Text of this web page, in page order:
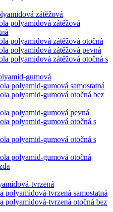
zátěžová
polyamidová zátěžová
polyamidová zátěžová otočná
polyamidová zátěžová pevná
polyamidová zátěžová otočná s
gumová
polyamid-gumová samostatná
polyamid-gumová otočná bez
polyamid-gumová pevná
polyamid-gumová otočná s
polyamid-gumová otočná s
polyamid-gumová otočná
tvrzená
polyamidová-tvrzená samostatná
polyamidová-tvrzená otočná bez